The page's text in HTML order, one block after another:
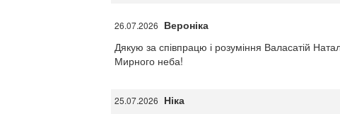
26.07.2026 Вероніка
Дякую за співпрацю і розуміння Валасатій
Мирного неба!
25.07.2026 Ніка